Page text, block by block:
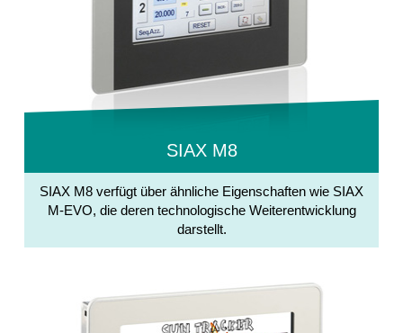
SIAX M8
SIAX M8 verfügt über ähnliche Eigenschaften wie SIAX
M-EVO, die deren technologische Weiterentwicklung
darstellt.